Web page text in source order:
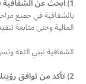
1) ابحث عن الشفافية في التواصل:
بالشفافية في جميع
المالية وحتى متابعة
الشفافية تبني الثقة
2) تأكد من توافق رؤيتك مع رؤية الشركة: